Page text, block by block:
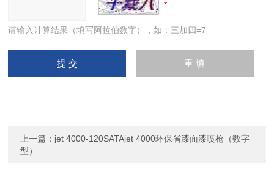
请输入计算结果（填写阿拉伯数字），如：三加四=7
上一篇： jet 4000-120SATAjet 4000环保省漆面漆喷枪（数字
型）